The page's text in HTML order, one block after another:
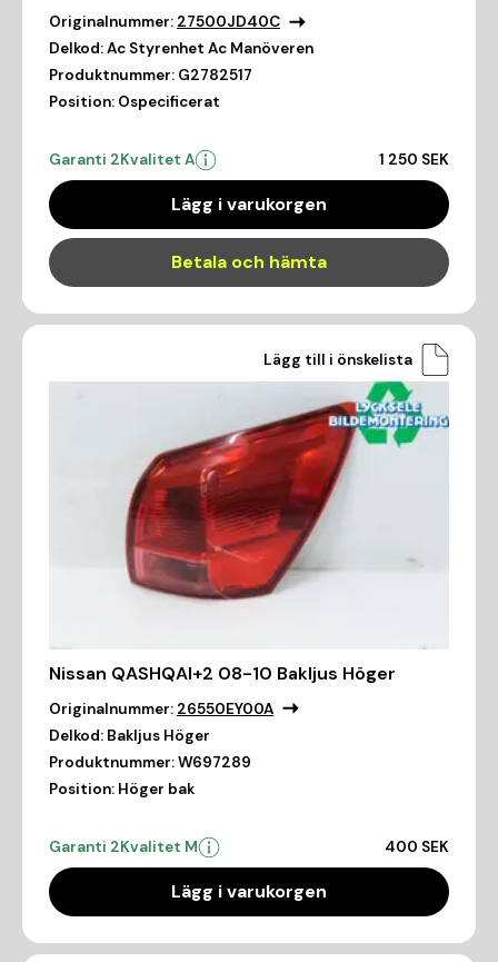
Originalnummer: 27500JD40C
Delkod:Ac Styrenhet Ac Manöveren
Produktnummer: G2782517
Position: Ospecificerat
Garanti 2Kvalitet A 1 250 SEK
Lägg i varukorgen
Betala och hämta
Lägg till i önskelista
Nissan QASHQAI+2 08-10 Bakljus Höger
Originalnummer: 26550EY00A
Delkod: Bakljus Höger
Produktnummer:W697289
Position: Höger bak
Garanti 2Kvalitet M 400 SEK
Lägg i varukorgen